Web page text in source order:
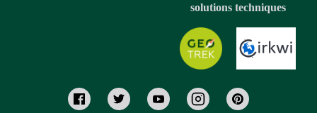
solutions techniques